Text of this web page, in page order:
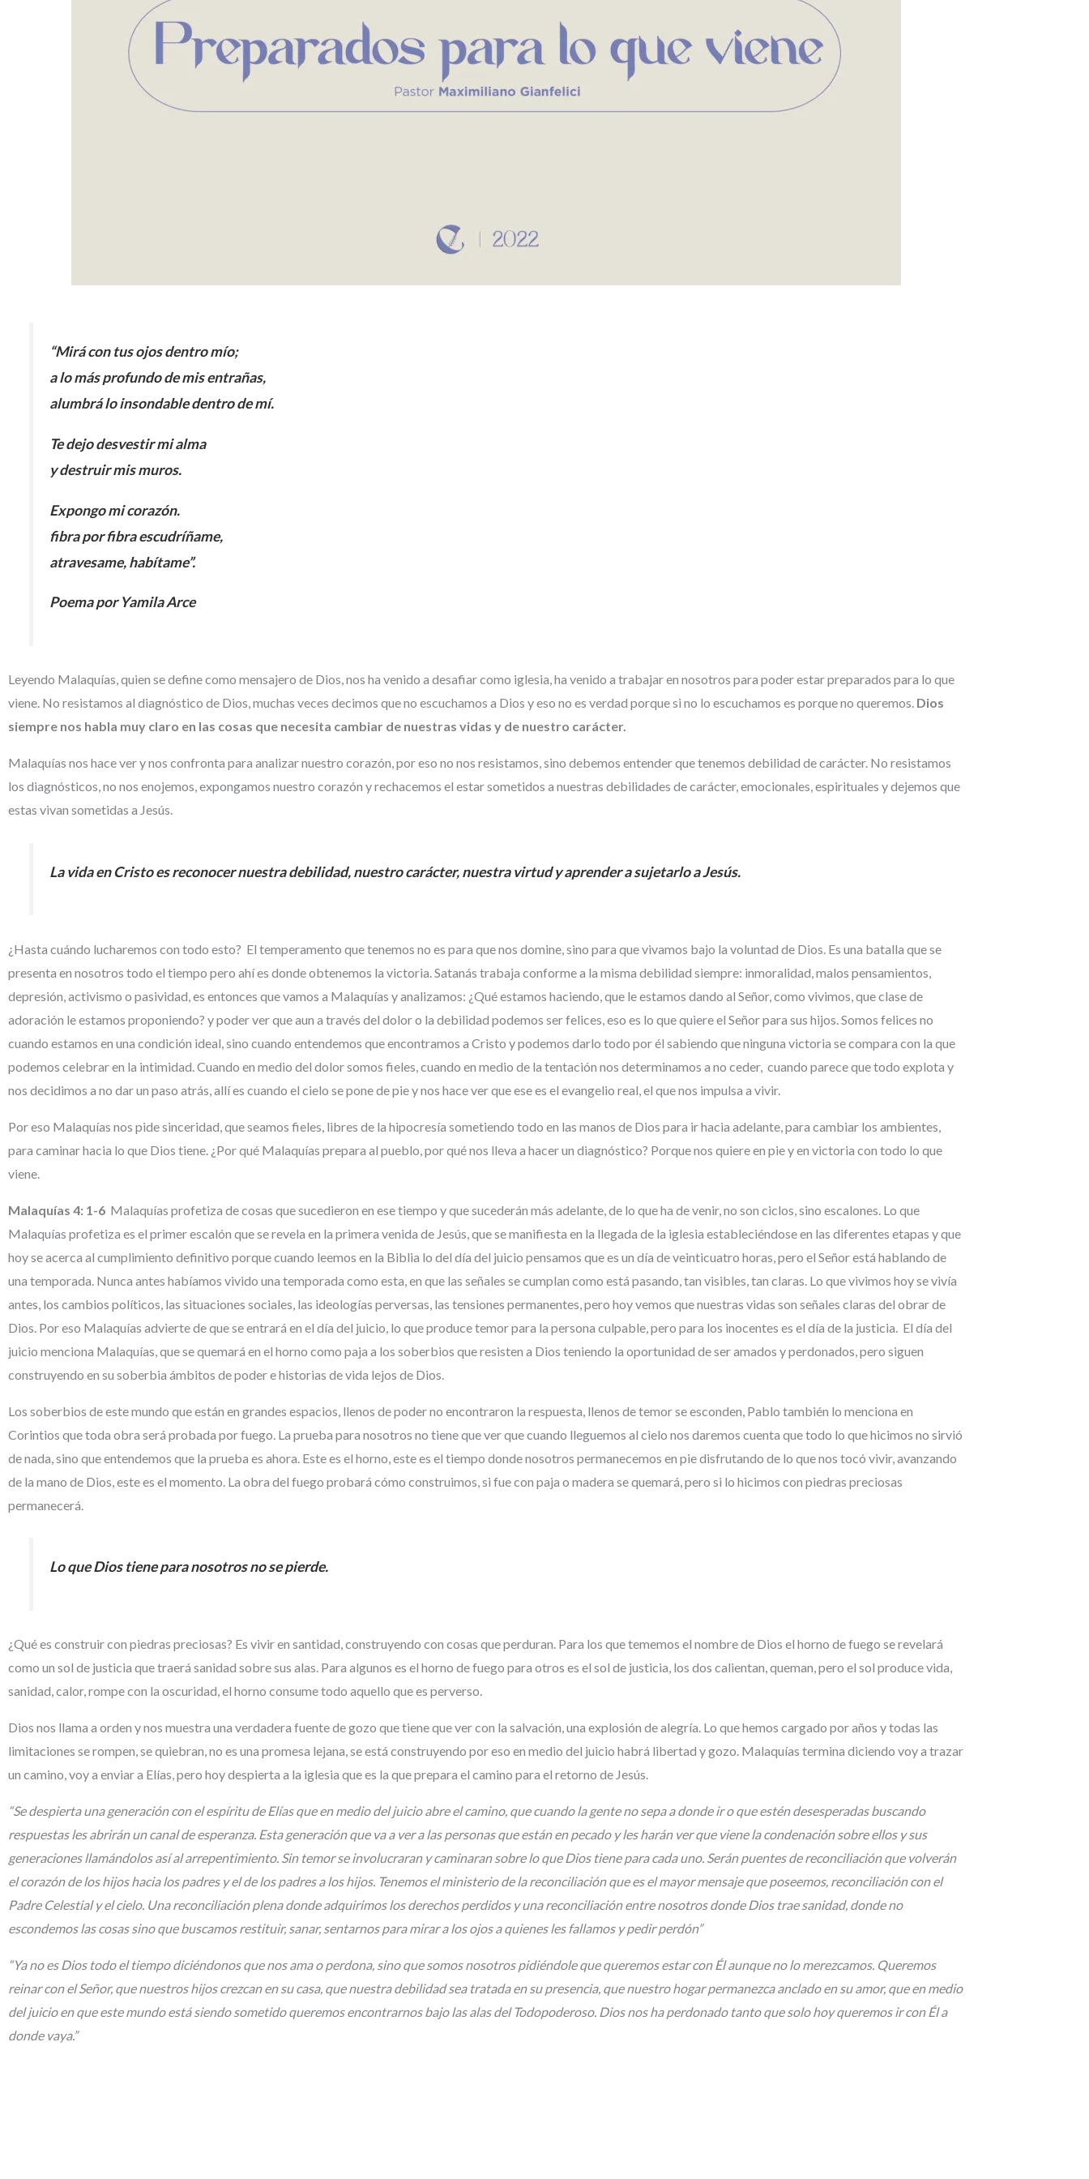
“Mirá con tus ojos dentro mío;
a lo más profundo de mis entrañas,
alumbrá lo insondable dentro de mí.
Te dejo desvestir mi alma
y destruir mis muros.
Expongo mi corazón.
fibra por fibra escudríñame,
atravesame, habítame”.
Poema por Yamila Arce
Leyendo Malaquías, quien se define como mensajero de Dios, nos ha venido a desafiar como iglesia, ha venido a trabajar en nosotros para poder estar preparados para lo que
viene. No resistamos al diagnóstico de Dios, muchas veces decimos que no escuchamos a Dios y eso no es verdad porque si no lo escuchamos es porque no queremos. Dios
siempre nos habla muy claro en las cosas que necesita cambiar de nuestras vidas y de nuestro carácter.
Malaquías nos hace ver y nos confronta para analizar nuestro corazón, por eso no nos resistamos, sino debemos entender que tenemos debilidad de carácter. No resistamos
los diagnósticos, no nos enojemos, expongamos nuestro corazón y rechacemos el estar sometidos a nuestras debilidades de carácter, emocionales, espirituales y dejemos que
estas vivan sometidas a Jesús.
La vida en Cristo es reconocer nuestra debilidad, nuestro carácter, nuestra virtud y aprender a sujetarlo a Jesús.
¿Hasta cuándo lucharemos con todo esto? El temperamento que tenemos no es para que nos domine, sino para que vivamos bajo la voluntad de Dios. Es una batalla que se
presenta en nosotros todo el tiempo pero ahí es donde obtenemos la victoria. Satanás trabaja conforme a la misma debilidad siempre: inmoralidad, malos pensamientos,
depresión, activismo o pasividad, es entonces que vamos a Malaquías y analizamos: ¿Qué estamos haciendo, que le estamos dando al Señor, como vivimos, que clase de
adoración le estamos proponiendo? y poder ver que aun a través del dolor o la debilidad podemos ser felices, eso es lo que quiere el Señor para sus hijos. Somos felices no
cuando estamos en una condición ideal, sino cuando entendemos que encontramos a Cristo y podemos darlo todo por él sabiendo que ninguna victoria se compara con la que
podemos celebrar en la intimidad. Cuando en medio del dolor somos fieles, cuando en medio de la tentación nos determinamos a no ceder, cuando parece que todo explota y
nos decidimos a no dar un paso atrás, allí es cuando el cielo se pone de pie y nos hace ver que ese es el evangelio real, el que nos impulsa a vivir.
Por eso Malaquías nos pide sinceridad, que seamos fieles, libres de la hipocresía sometiendo todo en las manos de Dios para ir hacia adelante, para cambiar los ambientes,
para caminar hacia lo que Dios tiene. ¿Por qué Malaquías prepara al pueblo, por qué nos lleva a hacer un diagnóstico? Porque nos quiere en pie y en victoria con todo lo que
viene.
Malaquías 4: 1-6 Malaquías profetiza de cosas que sucedieron en ese tiempo y que sucederán más adelante, de lo que ha de venir, no son ciclos, sino escalones. Lo que
Malaquías profetiza es el primer escalón que se revela en la primera venida de Jesús, que se manifiesta en la llegada de la iglesia estableciéndose en las diferentes etapas y que
hoy se acerca al cumplimiento definitivo porque cuando leemos en la Biblia lo del día del juicio pensamos que es un día de veinticuatro horas, pero el Señor está hablando de
una temporada. Nunca antes habíamos vivido una temporada como esta, en que las señales se cumplan como está pasando, tan visibles, tan claras. Lo que vivimos hoy se vivía
antes, los cambios políticos, las situaciones sociales, las ideologías perversas, las tensiones permanentes, pero hoy vemos que nuestras vidas son señales claras del obrar de
Dios. Por eso Malaquías advierte de que se entrará en el día del juicio, lo que produce temor para la persona culpable, pero para los inocentes es el día de la justicia. El día del
juicio menciona Malaquías, que se quemará en el horno como paja a los soberbios que resisten a Dios teniendo la oportunidad de ser amados y perdonados, pero siguen
construyendo en su soberbia ámbitos de poder e historias de vida lejos de Dios.
Los soberbios de este mundo que están en grandes espacios, llenos de poder no encontraron la respuesta, llenos de temor se esconden, Pablo también lo menciona en
Corintios que toda obra será probada por fuego. La prueba para nosotros no tiene que ver que cuando lleguemos al cielo nos daremos cuenta que todo lo que hicimos no sirvió
de nada, sino que entendemos que la prueba es ahora. Este es el horno, este es el tiempo donde nosotros permanecemos en pie disfrutando de lo que nos tocó vivir, avanzando
de la mano de Dios, este es el momento. La obra del fuego probará cómo construimos, si fue con paja o madera se quemará, pero si lo hicimos con piedras preciosas
permanecerá.
Lo que Dios tiene para nosotros no se pierde.
¿Qué es construir con piedras preciosas? Es vivir en santidad, construyendo con cosas que perduran. Para los que tememos el nombre de Dios el horno de fuego se revelará
como un sol de justicia que traerá sanidad sobre sus alas. Para algunos es el horno de fuego para otros es el sol de justicia, los dos calientan, queman, pero el sol produce vida,
sanidad, calor, rompe con la oscuridad, el horno consume todo aquello que es perverso.
Dios nos llama a orden y nos muestra una verdadera fuente de gozo que tiene que ver con la salvación, una explosión de alegría. Lo que hemos cargado por años y todas las
limitaciones se rompen, se quiebran, no es una promesa lejana, se está construyendo por eso en medio del juicio habrá libertad y gozo. Malaquías termina diciendo voy a trazar
un camino, voy a enviar a Elías, pero hoy despierta a la iglesia que es la que prepara el camino para el retorno de Jesús.
“Se despierta una generación con el espíritu de Elías que en medio del juicio abre el camino, que cuando la gente no sepa a donde ir o que estén desesperadas buscando
respuestas les abrirán un canal de esperanza. Esta generación que va a ver a las personas que están en pecado y les harán ver que viene la condenación sobre ellos y sus
generaciones llamándolos así al arrepentimiento. Sin temor se involucraran y caminaran sobre lo que Dios tiene para cada uno. Serán puentes de reconciliación que volverán
el corazón de los hijos hacia los padres y el de los padres a los hijos. Tenemos el ministerio de la reconciliación que es el mayor mensaje que poseemos, reconciliación con el
Padre Celestial y el cielo. Una reconciliación plena donde adquirimos los derechos perdidos y una reconciliación entre nosotros donde Dios trae sanidad, donde no
escondemos las cosas sino que buscamos restituir, sanar, sentarnos para mirar a los ojos a quienes les fallamos y pedir perdón”
“Ya no es Dios todo el tiempo diciéndonos que nos ama o perdona, sino que somos nosotros pidiéndole que queremos estar con Él aunque no lo merezcamos. Queremos
reinar con el Señor, que nuestros hijos crezcan en su casa, que nuestra debilidad sea tratada en su presencia, que nuestro hogar permanezca anclado en su amor, que en medio
del juicio en que este mundo está siendo sometido queremos encontrarnos bajo las alas del Todopoderoso. Dios nos ha perdonado tanto que solo hoy queremos ir con Él a
donde vaya.”